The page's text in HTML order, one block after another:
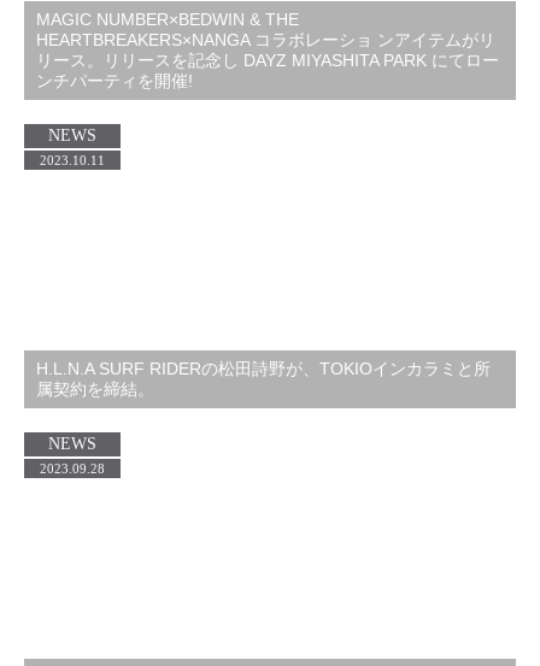
MAGIC NUMBER×BEDWIN & THE
HEARTBREAKERS×NANGA コラボレーショ ンアイテムがリ
リース。リリースを記念し DAYZ MIYASHITA PARK にてロー
ンチパーティを開催!
H.L.N.A SURF RIDERの松田詩野が、TOKIOインカラミと所
属契約を締結。
NEWS
2023.10.11
NEWS
2023.09.28